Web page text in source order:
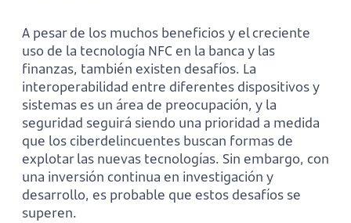
A pesar de los muchos beneficios y el creciente
uso de la tecnología NFC en la banca y las
finanzas, también existen desafíos. La
interoperabilidad entre diferentes dispositivos y
sistemas es un área de preocupación, y la
seguridad seguirá siendo una prioridad a medida
que los ciberdelincuentes buscan formas de
explotar las nuevas tecnologías. Sin embargo, con
una inversión continua en investigación y
desarrollo, es probable que estos desafíos se
superen.